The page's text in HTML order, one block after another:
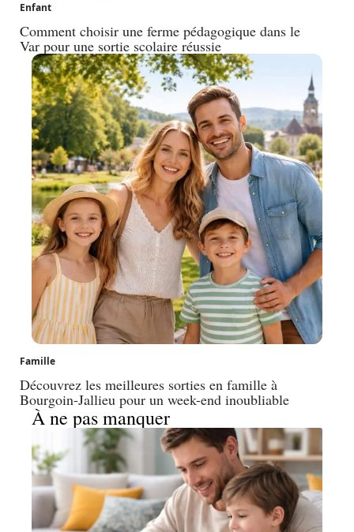
Enfant
Comment choisir une ferme pédagogique dans le
Var pour une sortie scolaire réussie
Famille
Découvrez les meilleures sorties en famille à
Bourgoin-Jallieu pour un week-end inoubliable
À ne pas manquer